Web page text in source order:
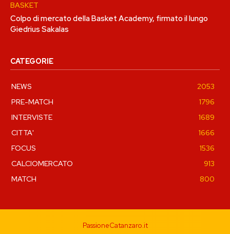
BASKET
Colpo di mercato della Basket Academy, firmato il lungo
Giedrius Sakalas
CATEGORIE
NEWS
2053
PRE-MATCH
1796
INTERVISTE
1689
CITTA'
1666
FOCUS
1536
CALCIOMERCATO
913
MATCH
800
PassioneCatanzaro.it